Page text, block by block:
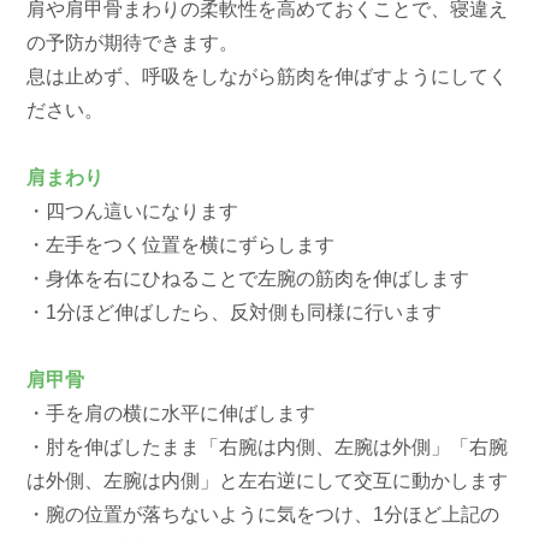
肩や肩甲骨まわりの柔軟性を高めておくことで、寝違え
の予防が期待できます。
息は止めず、呼吸をしながら筋肉を伸ばすようにしてく
ださい。
肩まわり
・四つん這いになります
・左手をつく位置を横にずらします
・身体を右にひねることで左腕の筋肉を伸ばします
・1分ほど伸ばしたら、反対側も同様に行います
肩甲骨
・手を肩の横に水平に伸ばします
・肘を伸ばしたまま「右腕は内側、左腕は外側」「右腕
は外側、左腕は内側」と左右逆にして交互に動かします
・腕の位置が落ちないように気をつけ、1分ほど上記の